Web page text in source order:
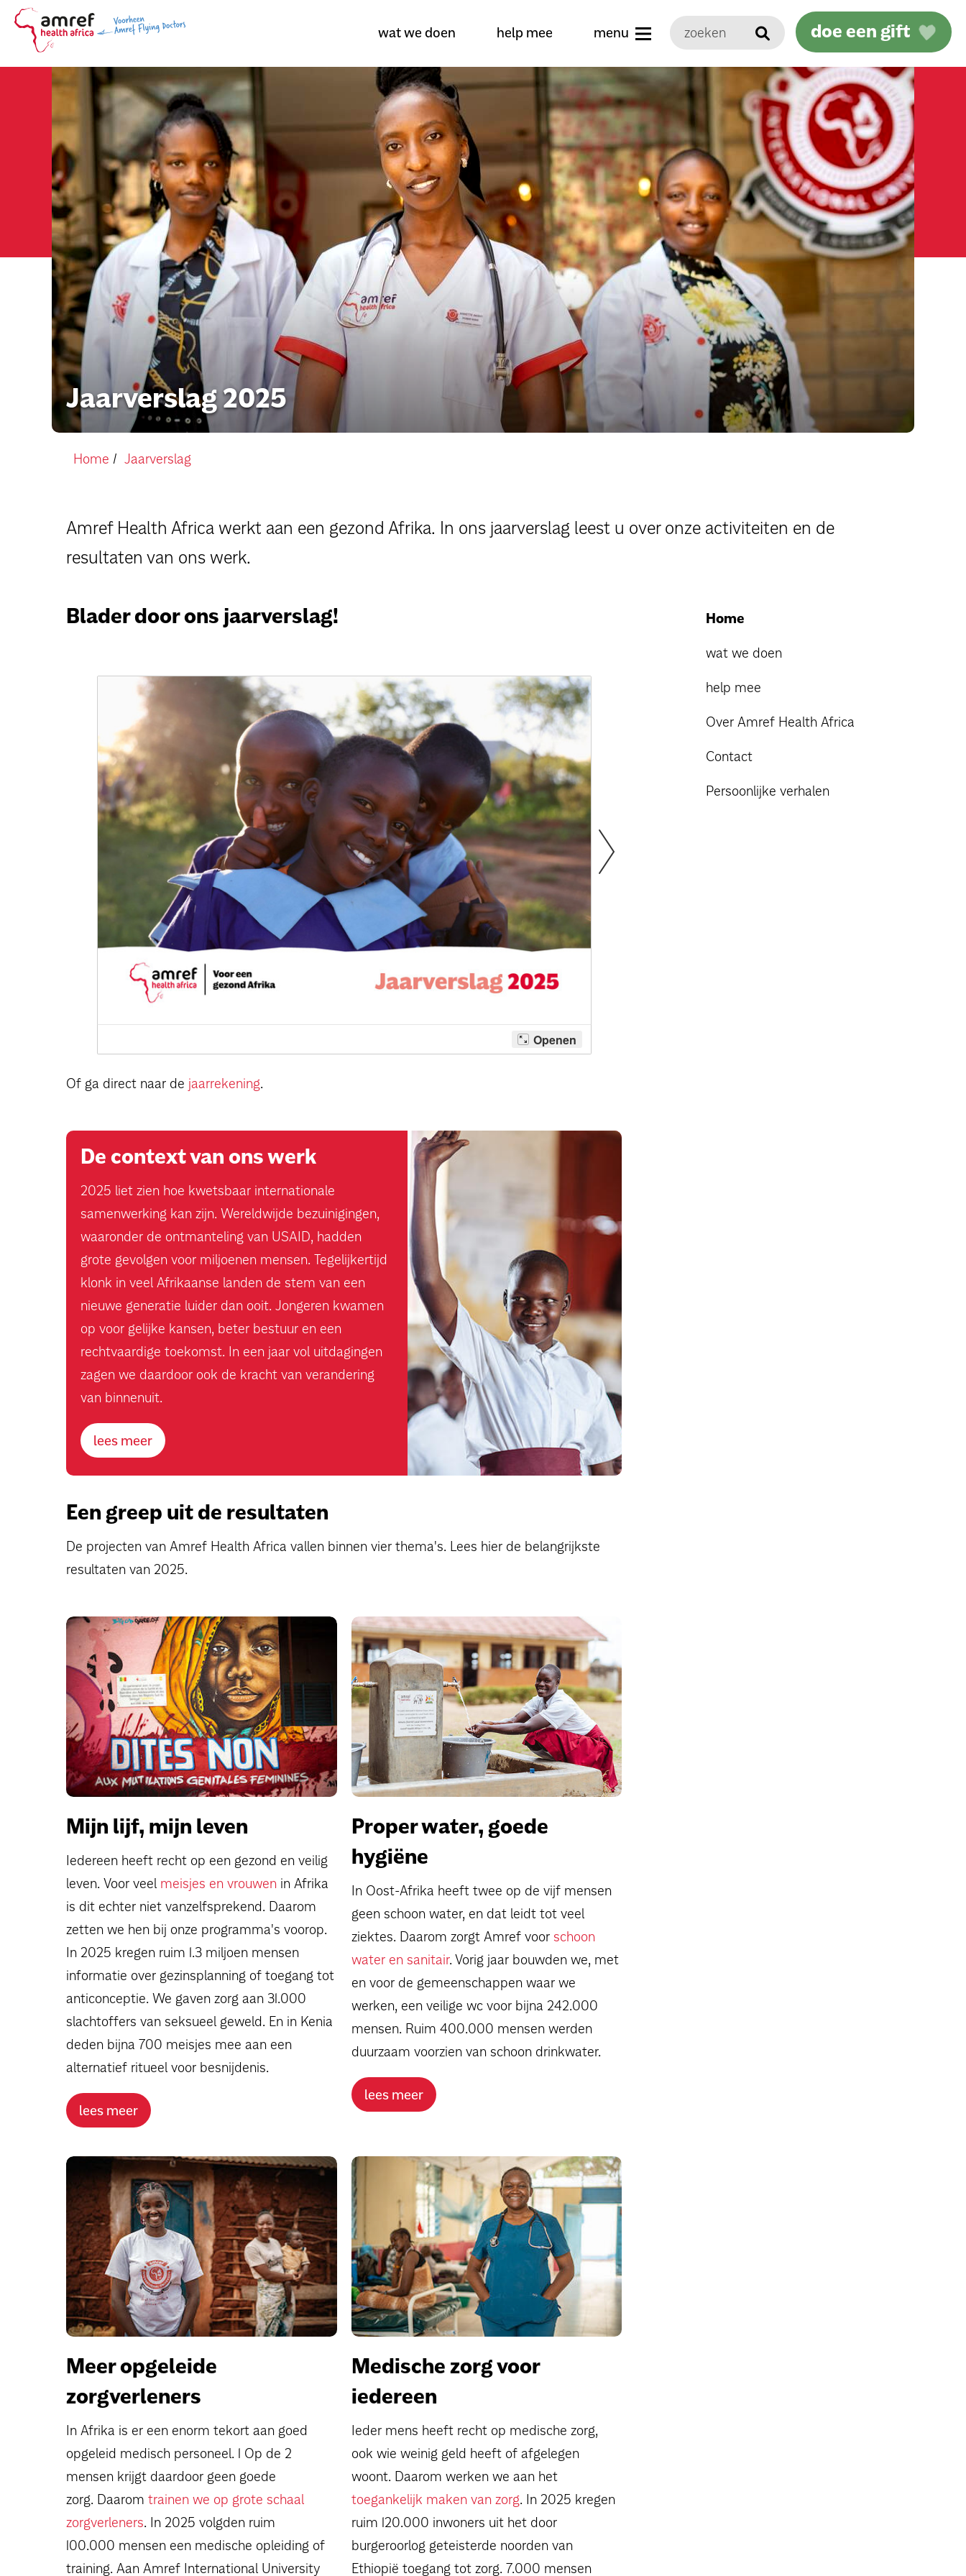
wat we doen help mee menu doe een gift
wat we doen
help mee
over amref health africa
contact
persoonlijke verhalen
Jaarverslag 2025
Home Jaarverslag
Amref Health Africa werkt aan een gezond Afrika. In ons jaarverslag leest u over onze activiteiten en de
resultaten van ons werk.
Blader door ons jaarverslag!
Of ga direct naar de jaarrekening.
De context van ons werk
2025 liet zien hoe kwetsbaar internationale
samenwerking kan zijn. Wereldwijde bezuinigingen,
waaronder de ontmanteling van USAID, hadden
grote gevolgen voor miljoenen mensen. Tegelijkertijd
klonk in veel Afrikaanse landen de stem van een
nieuwe generatie luider dan ooit. Jongeren kwamen
op voor gelijke kansen, beter bestuur en een
rechtvaardige toekomst. In een jaar vol uitdagingen
zagen we daardoor ook de kracht van verandering
van binnenuit.
lees meer
Een greep uit de resultaten
De projecten van Amref Health Africa vallen binnen vier thema's. Lees hier de belangrijkste
resultaten van 2025.
Mijn lijf, mijn leven
Iedereen heeft recht op een gezond en veilig
leven. Voor veel meisjes en vrouwen in Afrika
is dit echter niet vanzelfsprekend. Daarom
zetten we hen bij onze programma's voorop.
In 2025 kregen ruim 1.3 miljoen mensen
informatie over gezinsplanning of toegang tot
anticonceptie. We gaven zorg aan 31.000
slachtoffers van seksueel geweld. En in Kenia
deden bijna 700 meisjes mee aan een
alternatief ritueel voor besnijdenis.
lees meer
Proper water, goede
hygiëne
In Oost-Afrika heeft twee op de vijf mensen
geen schoon water, en dat leidt tot veel
ziektes. Daarom zorgt Amref voor schoon
water en sanitair. Vorig jaar bouwden we, met
en voor de gemeenschappen waar we
werken, een veilige wc voor bijna 242.000
mensen. Ruim 400.000 mensen werden
duurzaam voorzien van schoon drinkwater.
lees meer
Meer opgeleide
zorgverleners
In Afrika is er een enorm tekort aan goed
opgeleid medisch personeel. 1 Op de 2
mensen krijgt daardoor geen goede
zorg. Daarom trainen we op grote schaal
zorgverleners. In 2025 volgden ruim
100.000 mensen een medische opleiding of
training. Aan Amref International University
Medische zorg voor
iedereen
Ieder mens heeft recht op medische zorg,
ook wie weinig geld heeft of afgelegen
woont. Daarom werken we aan het
toegankelijk maken van zorg. In 2025 kregen
ruim 120.000 inwoners uit het door
burgeroorlog geteisterde noorden van
Ethiopië toegang tot zorg. 7.000 mensen
Home
wat we doen
help mee
Over Amref Health Africa
Contact
Persoonlijke verhalen